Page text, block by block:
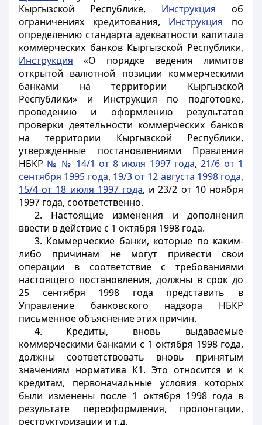
Кыргызской Республике, Инструкция об
ограничениях кредитования, Инструкция по
определению стандарта адекватности капитала
коммерческих банков Кыргызской Республики,
Инструкция «О порядке ведения лимитов
открытой валютной позиции коммерческими
банками на территории Кыргызской
Республики» и Инструкция по подготовке,
проведению и оформлению результатов
проверки деятельности коммерческих банков
на территории Кыргызской Республики,
утвержденные постановлениями Правления
НБКР № № 14/1 от 8 июля 1997 года,21/6 от 1
сентября 1995 года, 19/3 от 12 августа 1998 года,
15/4 от 18 июля 1997 года, и 23/2 от 10 ноября
1997 года, соответственно.
2. Настоящие изменения и дополнения
ввести в действие с 1 октября 1998 года.
3. Коммерческие банки, которые по каким-
либо причинам не могут привести свои
операции в соответствие с требованиями
настоящего постановления, должны в срок до
25 сентября 1998 года представить в
Управление банковского надзора НБКР
письменное объяснение этих причин.
4. Кредиты, вновь выдаваемые
коммерческими банками с 1 октября 1998 года,
должны соответствовать вновь принятым
значениям норматива К1. Это относится и к
кредитам, первоначальные условия которых
были изменены после 1 октября 1998 года в
результате переоформления, пролонгации,
реструктуризации и т.д.